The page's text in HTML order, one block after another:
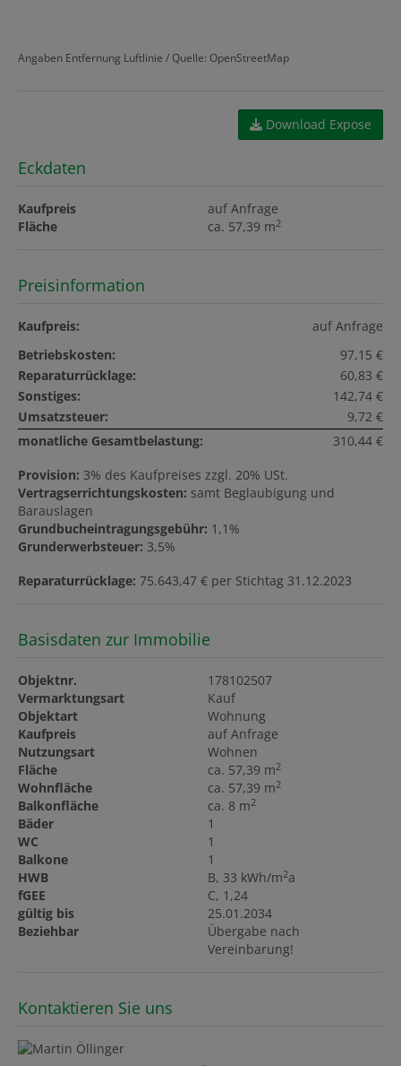
Angaben Entfernung Luftlinie / Quelle: OpenStreetMap
Download Expose
Eckdaten
Kaufpreis
auf Anfrage
Fläche
ca. 57,39 m2
Preisinformation
Kaufpreis:
auf Anfrage
Betriebskosten:
97,15 €
Reparaturrücklage:
60,83 €
Sonstiges:
142,74 €
Umsatzsteuer:
9,72 €
monatliche Gesamtbelastung:
310,44 €
Provision: 3% des Kaufpreises zzgl. 20% USt.
Vertragserrichtungskosten: samt Beglaubigung und
Barauslagen
Grundbucheintragungsgebühr: 1,1%
Grunderwerbsteuer: 3,5%
Reparaturrücklage: 75.643,47 € per Stichtag 31.12.2023
Basisdaten zur Immobilie
Objektnr.
178102507
Vermarktungsart
Kauf
Objektart
Wohnung
Kaufpreis
auf Anfrage
Nutzungsart
Wohnen
Fläche
ca. 57,39 m2
Wohnfläche ca. 57,39 m2
Balkonfläche ca. 8 m2
Bäder
1
WC
1
Balkone
1
HWB
B, 33 kWh/m2a
fGEE
C, 1,24
gültig bis
25.01.2034
Beziehbar
Übergabe nach
Vereinbarung!
Kontaktieren Sie uns